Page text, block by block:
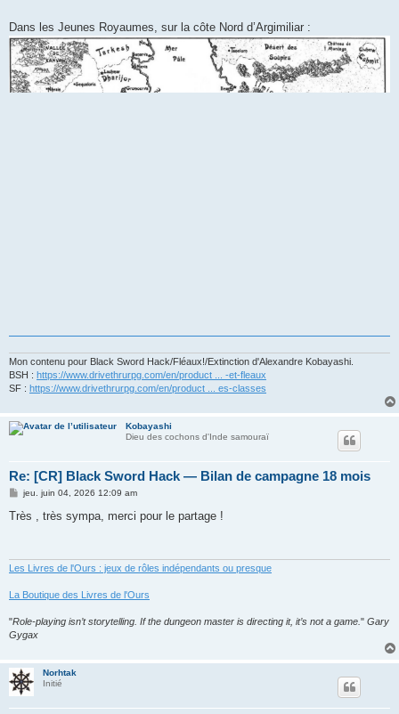
Dans les Jeunes Royaumes, sur la côte Nord d’Argimiliar :
Mon contenu pour Black Sword Hack/Fléaux!/Extinction d'Alexandre Kobayashi.
BSH : https://www.drivethrurpg.com/en/product ... -et-fleaux
SF : https://www.drivethrurpg.com/en/product ... es-classes
Kobayashi
Dieu des cochons d'Inde samouraï
Re: [CR] Black Sword Hack — Bilan de campagne 18 mois
M
s
jeu. juin 04, 2026 12:09 am
Très , très sympa, merci pour le partage !
Les Livres de l'Ours : jeux de rôles indépendants ou presque
La Boutique des Livres de l'Ours
"Role-playing isn’t storytelling. If the dungeon master is directing it, it’s not a game. " Gary
Gygax
Norhtak
Initié